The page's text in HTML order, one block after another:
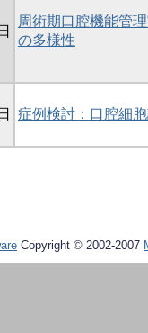
周術期口腔機能管
の多様性
症例検討：口腔細
Copyright © 2002-2007